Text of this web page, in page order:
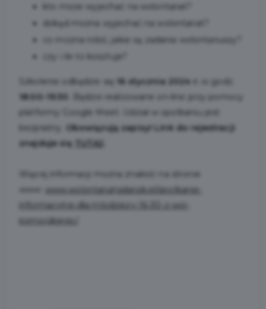
kto może wyjechać na wolontariat?
dokąd można wyjechać na wolontariat?
co można robić, jakie są zadania wolontariuszy?
czy i ile to kosztuje?
Szkolenie odbędzie się 16 stycznia 2024 r.
w godz.
18:00-19:30
. Będzie realizowane on-line przy pomocy
platformy Google Meet. Udział w spotkaniu jest
bezpłatny.
Obowiązują zapisy! Link do rejestracji
znajduje się
TUTAJ
Więcej informacji można znaleźć na stronie
www.wolontariatgdansk.pl/spotkanie-
informacyjne-dla-mlodziezy-16-30-z-woj-
pomorskiego/